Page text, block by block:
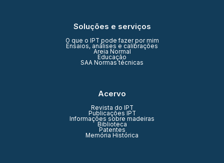
Soluções e serviços
O que o IPT pode fazer por mim
Ensaios, análises e calibrações
Areia Normal
Educação
SAA Normas técnicas
Acervo
Revista do IPT
Publicações IPT
Informações sobre madeiras
Biblioteca
Patentes
Memória Histórica